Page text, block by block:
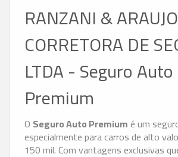
RANZANI & ARAUJO
CORRETORA DE
LTDA - Seguro Auto
Premium
O Seguro Auto Premium é um
especialmente para carros de alto
150 mil. Com vantagens exclusivas